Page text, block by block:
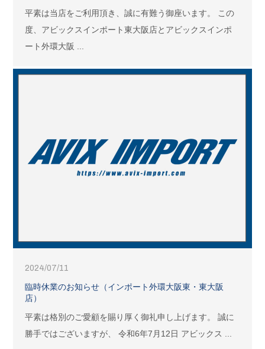
平素は当店をご利用頂き、誠に有難う御座います。 この
度、アビックスインポート東大阪店とアビックスインポ
ート外環大阪 ...
2024/07/11
臨時休業のお知らせ（インポート外環大阪東・東大阪
店）
平素は格別のご愛顧を賜り厚く御礼申し上げます。 誠に
勝手ではございますが、 令和6年7月12日 アビックス ...